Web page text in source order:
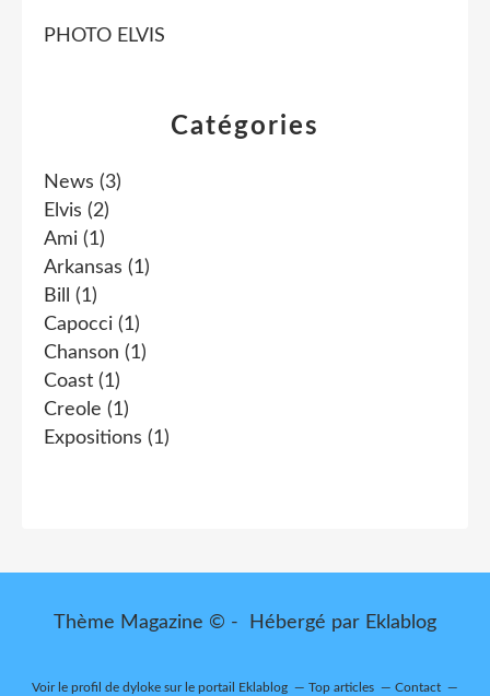
Catégories
News (3)
Elvis (2)
Ami (1)
Arkansas (1)
Bill
(1)
Capocci (1)
Chanson (1)
Coast (1)
Creole (1)
Expositions (1)
PHOTO ELVIS
Thème Magazine © - Hébergé par Eklablog
Voir le profil de dyloke sur le portail Eklablog Top articles Contact